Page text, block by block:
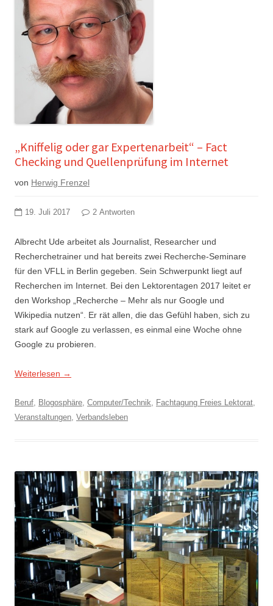
„Kniffelig oder gar Expertenarbeit“ – Fact
Checking und Quellenprüfung im Internet
von Herwig Frenzel
19. Juli 2017 2 Antworten
Albrecht Ude arbeitet als Journalist, Researcher und
Recherchetrainer und hat bereits zwei Recherche-Seminare
für den VFLL in Berlin gegeben. Sein Schwerpunkt liegt auf
Recherchen im Internet. Bei den Lektorentagen 2017 leitet er
den Workshop „Recherche – Mehr als nur Google und
Wikipedia nutzen“. Er rät allen, die das Gefühl haben, sich zu
stark auf Google zu verlassen, es einmal eine Woche ohne
Google zu probieren.
Weiterlesen →
Beruf, Blogosphäre, Computer/Technik, Fachtagung Freies Lektorat,
Veranstaltungen, Verbandsleben